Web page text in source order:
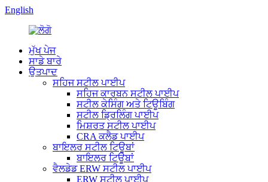
English
ਮੁੱਖ ਪੇਜ
ਸਾਡੇ ਬਾਰੇ
ਉਤਪਾਦ
ਸਹਿਜ ਸਟੀਲ ਪਾਈਪ
ਸਹਿਜ ਕਾਰਬਨ ਸਟੀਲ ਪਾਈਪ
ਸਟੀਲ ਕੇਸਿੰਗ ਅਤੇ ਟਿਊਬਿੰਗ
ਸਟੀਲ ਡ੍ਰਿਲਿੰਗ ਪਾਈਪ
ਮਿਸ਼ਰਤ ਸਟੀਲ ਪਾਈਪ
CRA ਕਲੈਡ ਪਾਈਪ
ਬਾਇਲਰ ਸਟੀਲ ਟਿਊਬਾਂ
ਬਾਇਲਰ ਟਿਊਬਾਂ
ਵੈਲਡੇਡ ERW ਸਟੀਲ ਪਾਈਪ
ERW ਸਟੀਲ ਪਾਈਪ